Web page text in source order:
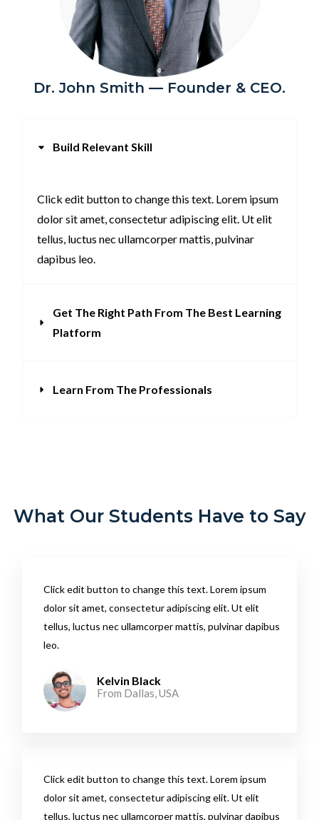
Dr. John Smith — Founder & CEO.
Build Relevant Skill
Click edit button to change this text. Lorem ipsum
dolor sit amet, consectetur adipiscing elit. Ut elit
tellus, luctus nec ullamcorper mattis, pulvinar
dapibus leo.
Get The Right Path From The Best Learning
Platform
Learn From The Professionals
What Our Students Have to Say
Click edit button to change this text. Lorem ipsum
dolor sit amet, consectetur adipiscing elit. Ut elit
tellus, luctus nec ullamcorper mattis, pulvinar dapibus
leo.​
Kelvin Black
From Dallas, USA​
Click edit button to change this text. Lorem ipsum
dolor sit amet, consectetur adipiscing elit. Ut elit
tellus, luctus nec ullamcorper mattis, pulvinar dapibus